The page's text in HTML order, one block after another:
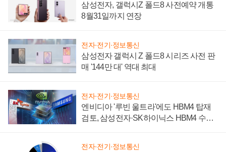
삼성전자, 갤럭시Z 폴드8 사전예약 개통
8월31일까지 연장
전자·전기·정보통신
삼성전자 갤럭시 Z 폴드8 시리즈 사전 판
매 '144만 대' 역대 최대
전자·전기·정보통신
엔비디아 '루빈 울트라'에도 HBM4 탑재
검토, 삼성전자·SK하이닉스 HBM4 수율
전자·전기·정보통신